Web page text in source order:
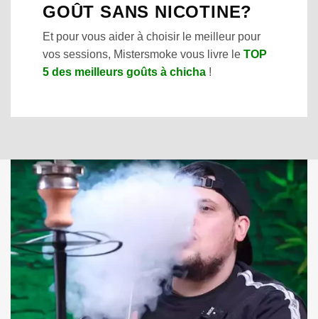
GOÛT SANS NICOTINE?
Et pour vous aider à choisir le meilleur pour
vos sessions, Mistersmoke vous livre le TOP
5 des meilleurs goûts à chicha !